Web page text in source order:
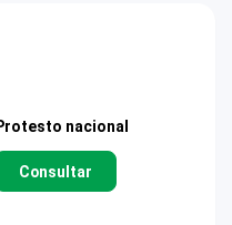
nacional
Consultar